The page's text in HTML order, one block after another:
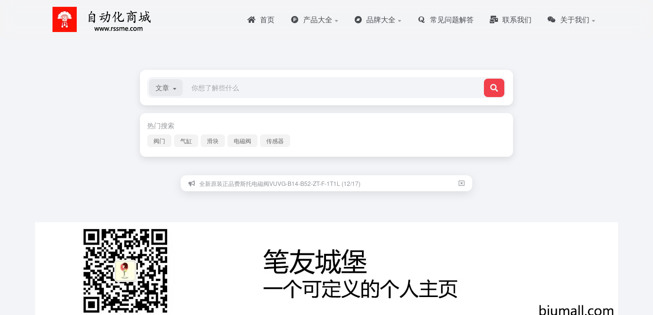
首页 产品大全 品牌大全 常见问题解答 联系我们 关于我们
文章
热门搜索
阀门 气缸 滑块 电磁阀 传感器
全新原装正品费斯托电磁阀VUVG-B14-B52-ZT-F-1T1L (12/17)